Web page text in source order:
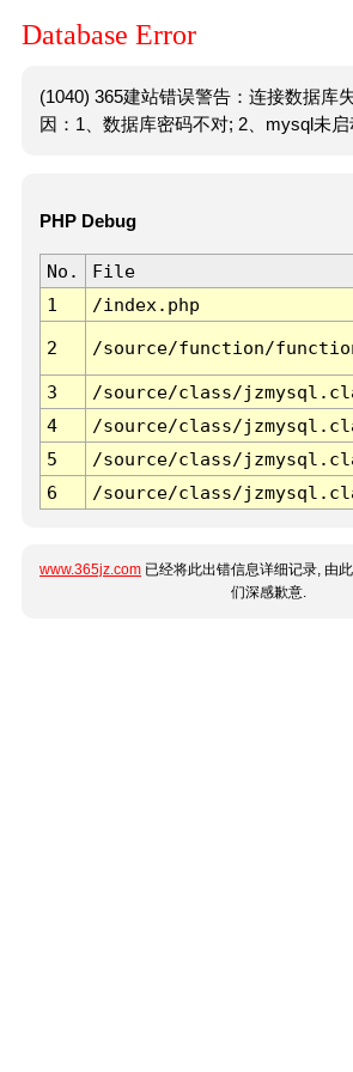
Database Error
(1040) 365建站错误警告：连接数据库
因：1、数据库密码不对; 2、mysql未启
PHP Debug
No. File
1
/index.php
2 /source/function/
3 /source/class/
4
/source/class/
5
/source/class/
6
/source/class/
www.365jz.com 已经将此出错信息详细记录, 由
们深感歉意.